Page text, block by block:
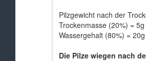
Pilzgewicht nach der
Trockenmasse (20%) = 5g
Wassergehalt (80%) = 20g
Die Pilze wiegen nach